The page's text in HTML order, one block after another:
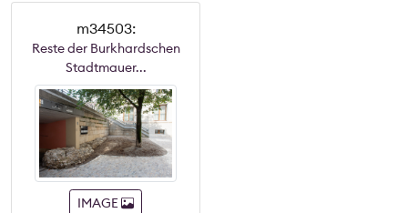
m34503:
Reste der Burkhardschen
Stadtmauer...
IMAGE